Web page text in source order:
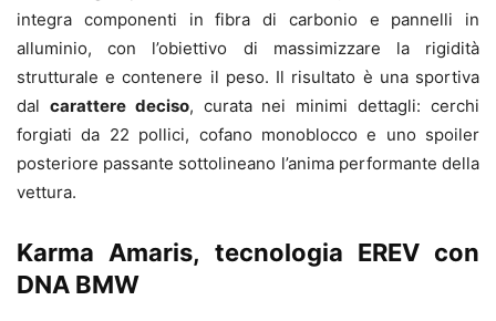
integra componenti in fibra di carbonio e pannelli in
alluminio, con l’obiettivo di massimizzare la rigidità
strutturale e contenere il peso. Il risultato è una sportiva
dal carattere deciso, curata nei minimi dettagli: cerchi
forgiati da 22 pollici, cofano monoblocco e uno spoiler
posteriore passante sottolineano l’anima performante della
vettura.
Karma Amaris, tecnologia EREV con
DNA BMW